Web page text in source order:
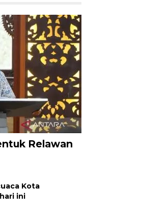
Relawan
Kota
ini